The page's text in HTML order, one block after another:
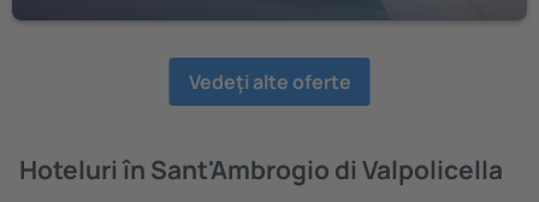
Vedeţi alte oferte
Hoteluri în Sant'Ambrogio di Valpolicella